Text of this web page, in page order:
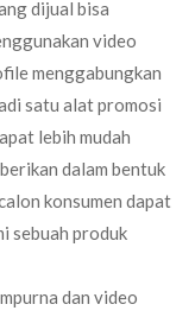
dijual bisa
video
menggabungkan
satu alat promosi
lebih mudah
dalam bentuk
konsumen dapat
sebuah produk
dan video